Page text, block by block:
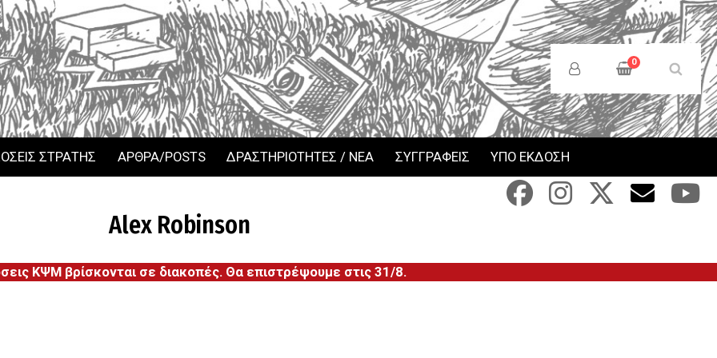
Anonymous
Users
Menu
0
ΣΤΡΑΤΗΣ ΑΡΘΡΑ/POSTS ΔΡΑΣΤΗΡΙΟΤΗΤΕΣ / ΝΕΑ ΣΥΓΓΡΑΦΕΙΣ ΥΠΟ ΕΚΔΟΣΗ
Alex Robinson
ΚΨΜ βρίσκονται σε διακοπές. Θα επιστρέψουμε στις 31/8.